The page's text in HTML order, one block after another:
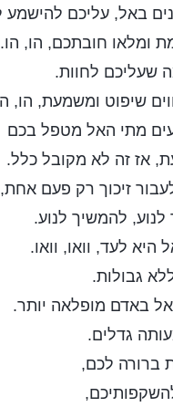
באל, עליכם להישמע
ומלאו חובתכם, הו, הו.
שעליכם לחוות.
שיפוט ומשמעת, הו,
מתי האל מטפל בכם
אז זה לא מקובל כלל.
זיכוך רק פעם אחת,
להמשיך לנוע.
היא לעד, וואו, וואו.
גבולות.
באדם מופלאה יותר.
גדלים.
ברורה לכם,